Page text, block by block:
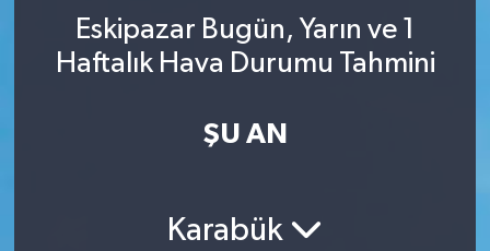
Eskipazar Bugün, Yarın ve 1
Haftalık Hava Durumu Tahmini
ŞU AN
Karabük
Tüm Manşetler